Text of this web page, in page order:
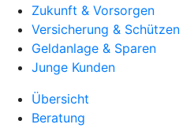
Zukunft & Vorsorgen
Versicherung & Schützen
Geldanlage & Sparen
Junge Kunden
Übersicht
Beratung